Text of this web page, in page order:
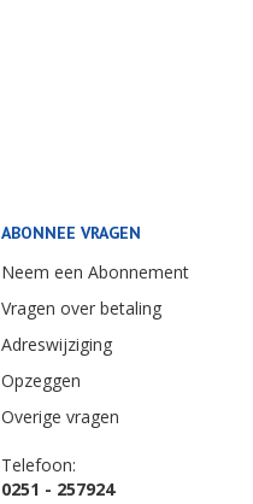
ABONNEE VRAGEN
Neem een Abonnement
Vragen over betaling
Adreswijziging
Opzeggen
Overige vragen
Telefoon:
0251 - 257924